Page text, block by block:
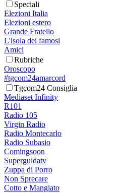
Speciali
Elezioni Italia
Elezioni estero
Grande Fratello
L'isola dei famosi
Amici
Rubriche
Oroscopo
#tgcom24amarcord
Tgcom24 Consiglia
Mediaset Infinity
R101
Radio 105
Virgin Radio
Radio Montecarlo
Radio Subasio
Comingsoon
Superguidatv
Zuppa di Porro
Non Sprecare
Cotto e Mangiato